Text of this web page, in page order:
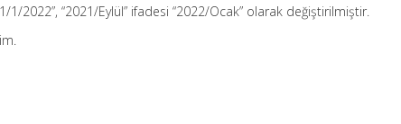
1/2022”, “2021/Eylül” ifadesi “2022/Ocak” olarak değiştirilmiştir.